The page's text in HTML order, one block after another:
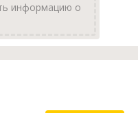
информацию о